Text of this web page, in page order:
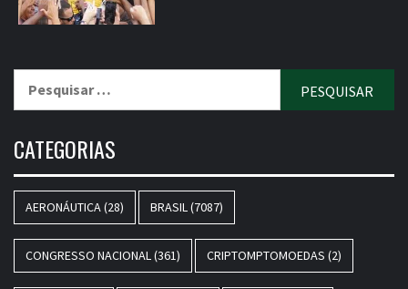
CATEGORIAS
AERONÁUTICA(28) BRASIL(7087)
CONGRESSO NACIONAL(361) CRIPTOMPTOMOEDAS (2)